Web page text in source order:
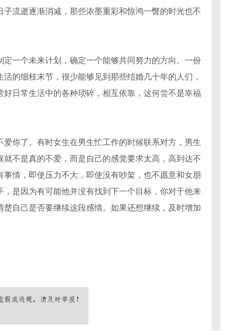
流逝逐渐消减，那些浓墨重彩和惊鸿一瞥的时光也不
一个未来计划，确定一个能够共同努力的方向。一份
的细枝末节，很少能够见到那些结婚几十年的人们，
日常生活中的各种琐碎，相互依靠，这何尝不是幸福
你了。有时女生在男生忙工作的时候联系对方，男生
不是真的不爱，而是自己的感觉要求太高，高到达不
情，即使压力不大，即使没有吵架，也不愿意和女朋
是因为有可能他并没有找到下一个目标，你对于他来
自己是否要继续这段感情。如果还想继续，及时增加